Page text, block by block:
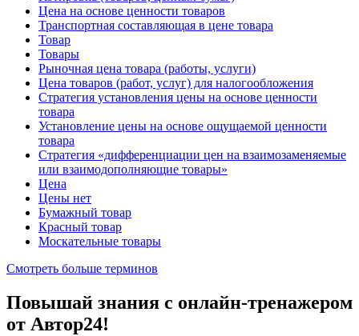
Цена на основе ценности товаров
Транспортная составляющая в цене товара
Товар
Товары
Рыночная цена товара (работы, услуги)
Цена товаров (работ, услуг) для налогообложения
Стратегия установления цены на основе ценности
товара
Установление цены на основе ощущаемой ценности
товара
Стратегия «дифференциации цен на взаимозаменяемые
или взаимодополняющие товары»
Цена
Цены нет
Бумажный товар
Красный товар
Москательные товары
Смотреть больше терминов
Повышай знания с онлайн-тренажером
от Автор24!